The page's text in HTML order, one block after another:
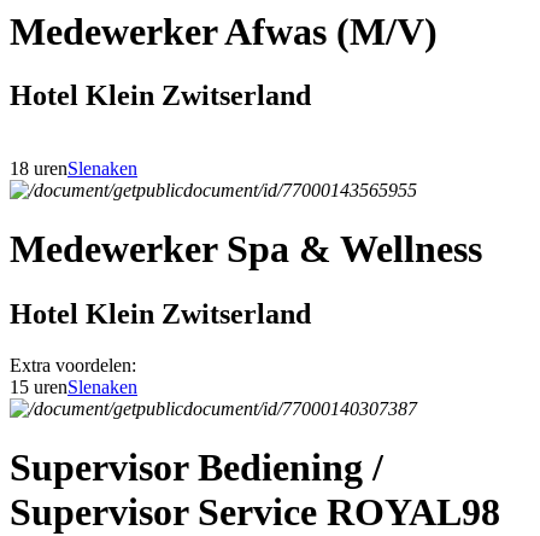
Medewerker Afwas (M/V)
Hotel Klein Zwitserland
18 urenSlenaken
Medewerker Spa & Wellness
Hotel Klein Zwitserland
Extra voordelen:
15 urenSlenaken
Supervisor Bediening /
Supervisor Service ROYAL98